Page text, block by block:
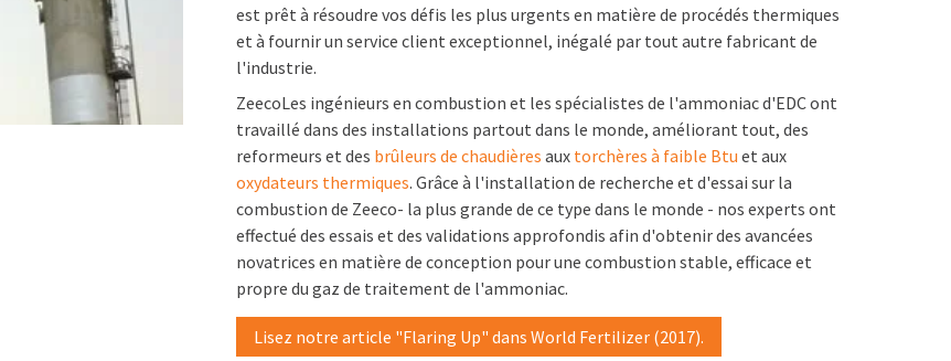
est prêt à résoudre vos défis les plus urgents en matière de procédés thermiques
et à fournir un service client exceptionnel, inégalé par tout autre fabricant de
l'industrie.
ZeecoLes ingénieurs en combustion et les spécialistes de l'ammoniac d'EDC ont
travaillé dans des installations partout dans le monde, améliorant tout, des
reformeurs et des brûleurs de chaudières aux torchères à faible Btu et aux
oxydateurs thermiques. Grâce à l'installation de recherche et d'essai sur la
combustion de Zeeco- la plus grande de ce type dans le monde - nos experts ont
effectué des essais et des validations approfondis afin d'obtenir des avancées
novatrices en matière de conception pour une combustion stable, efficace et
propre du gaz de traitement de l'ammoniac.
Lisez notre article "Flaring Up" dans World Fertilizer (2017).